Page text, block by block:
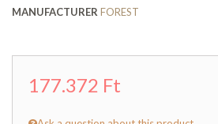
MANUFACTURER FOREST
177.372 Ft